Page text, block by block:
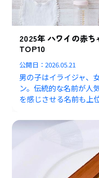
2025年 ハワイの赤
TOP10
公開日：2026.05.21
男の子はイライジャ、
ン。伝統的な名前が人
を感じさせる名前も上